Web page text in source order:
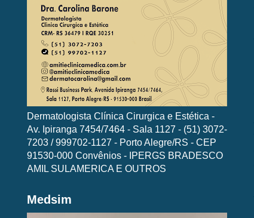
Dermatologista Clínica Cirurgica e Estética -
Av. Ipiranga 7454/7464 - Sala 1127 - (51) 3072-
7203 / 999702-1127 - Porto Alegre/RS - CEP
91530-000 Convênios - IPERGS BRADESCO
AMIL SULAMERICA E OUTROS
Medsim